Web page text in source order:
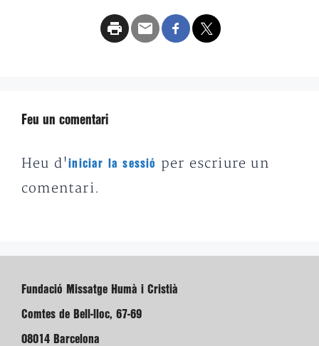
Feu un comentari
Heu d'iniciar la sessió
per escriure un
comentari.
Fundació Missatge Humà i Cristià
Comtes de Bell-lloc, 67-69
08014 Barcelona